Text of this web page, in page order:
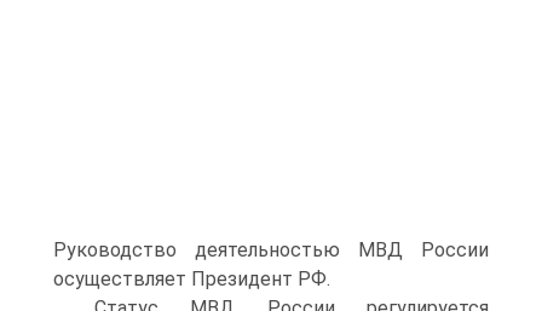
Руководство деятельностью МВД России
осуществляет Президент РФ.